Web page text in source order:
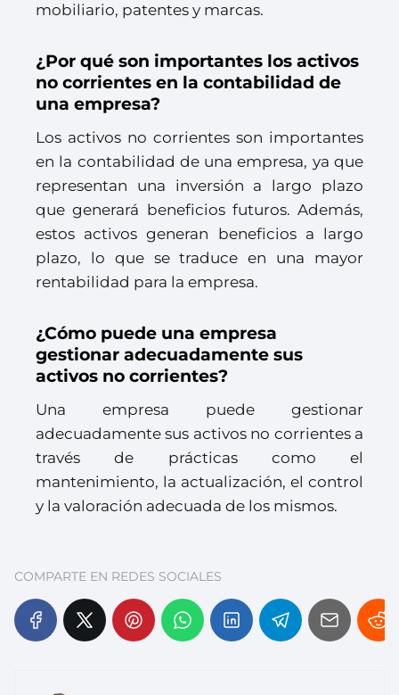
mobiliario, patentes y marcas.
¿Por qué son importantes los activos
no corrientes en la contabilidad de
una empresa?
Los activos no corrientes son importantes
en la contabilidad de una empresa, ya que
representan una inversión a largo plazo
que generará beneficios futuros. Además,
estos activos generan beneficios a largo
plazo, lo que se traduce en una mayor
rentabilidad para la empresa.
¿Cómo puede una empresa
gestionar adecuadamente sus
activos no corrientes?
Una empresa puede gestionar
adecuadamente sus activos no corrientes a
través de prácticas como el
mantenimiento, la actualización, el control
y la valoración adecuada de los mismos.
COMPARTE EN REDES SOCIALES